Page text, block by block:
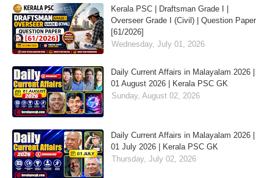
Kerala PSC | Draftsman Grade I |
Overseer Grade I (Civil) | Question Paper
[61/2026]
Wednesday, July 01, 2026
Daily Current Affairs in Malayalam 2026 |
01 August 2026 | Kerala PSC GK
Sunday, August 02, 2026
Daily Current Affairs in Malayalam 2026 |
01 July 2026 | Kerala PSC GK
Thursday, July 02, 2026